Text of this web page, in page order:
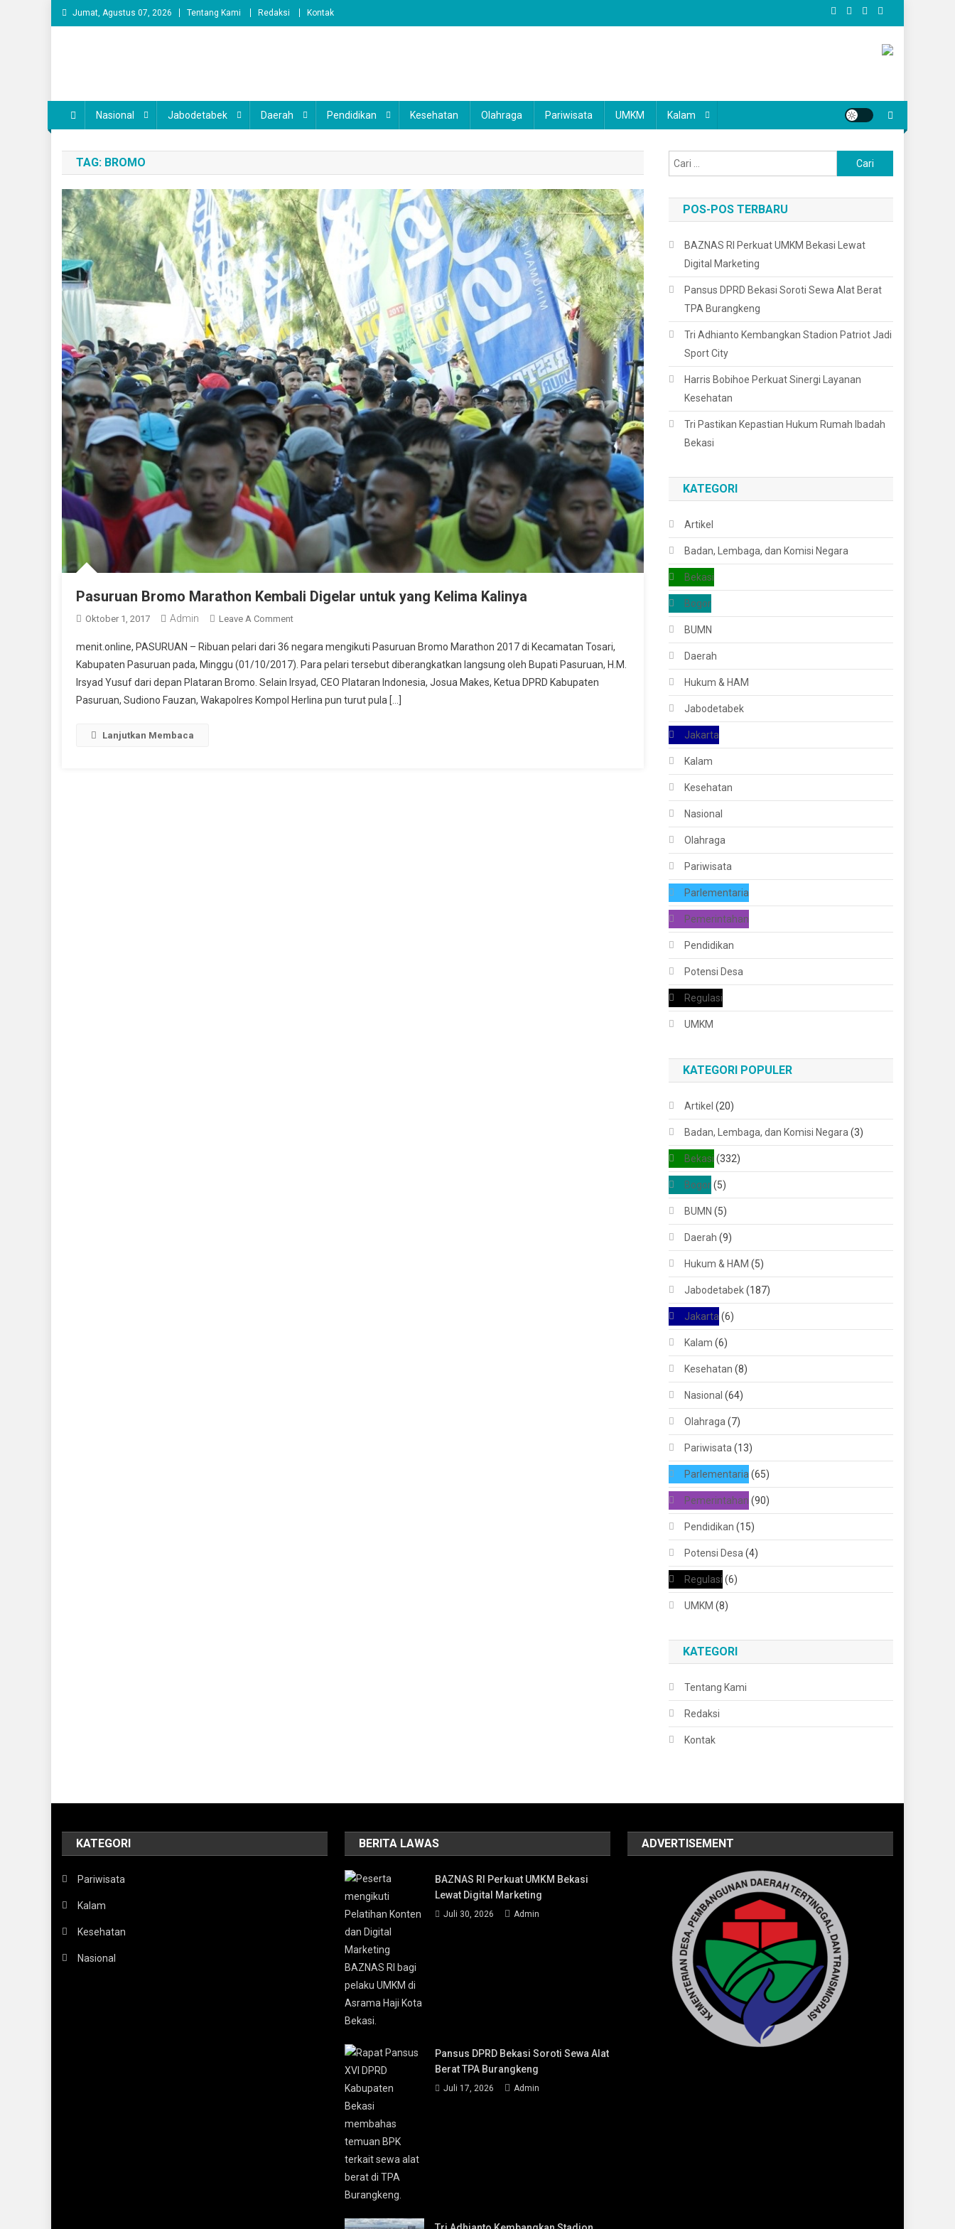
Skip
to
Jumat, Agustus 07, 2026 Tentang Kami Redaksi Kontak
Nasional Jabodetabek Daerah Pendidikan Kesehatan Olahraga Pariwisata UMKM Kalam
TAG: BROMO
Pasuruan Bromo Marathon Kembali Digelar untuk yang Kelima Kalinya
Oktober 1, 2017 Admin Leave A CommentOn
Bromo
Marathon
Kembali
Digelar
menit.online, PASURUAN – Ribuan pelari dari 36 negara mengikuti Pasuruan Bromo Marathon 2017 di Kecamatan Tosari,
Kabupaten Pasuruan pada, Minggu (01/10/2017). Para pelari tersebut diberangkatkan langsung oleh Bupati Pasuruan, H.M.
Irsyad Yusuf dari depan Plataran Bromo. Selain Irsyad, CEO Plataran Indonesia, Josua Makes, Ketua DPRD Kabupaten
Pasuruan, Sudiono Fauzan, Wakapolres Kompol Herlina pun turut pula […]
Lanjutkan Membaca
untuk:
POS-POS TERBARU
BAZNAS RI Perkuat UMKM Bekasi Lewat
Digital Marketing
Pansus DPRD Bekasi Soroti Sewa Alat Berat
TPA Burangkeng
Tri Adhianto Kembangkan Stadion Patriot Jadi
Sport City
Harris Bobihoe Perkuat Sinergi Layanan
Kesehatan
Tri Pastikan Kepastian Hukum Rumah Ibadah
Bekasi
KATEGORI
Artikel
Badan, Lembaga, dan Komisi Negara
Bekasi
Bogor
BUMN
Daerah
Hukum & HAM
Jabodetabek
Jakarta
Kalam
Kesehatan
Nasional
Olahraga
Pariwisata
Parlementaria
Pemerintahan
Pendidikan
Potensi Desa
Regulasi
UMKM
KATEGORI POPULER
Artikel (20)
Badan, Lembaga, dan Komisi Negara (3)
Bekasi (332)
Bogor(5)
BUMN (5)
Daerah (9)
Hukum & HAM (5)
Jabodetabek(187)
Jakarta (6)
Kalam (6)
Kesehatan (8)
Nasional (64)
Olahraga (7)
Pariwisata (13)
Parlementaria (65)
Pemerintahan (90)
Pendidikan (15)
Potensi Desa (4)
Regulasi (6)
UMKM (8)
KATEGORI
Tentang Kami
Redaksi
Kontak
KATEGORI
Pariwisata
Kalam
Kesehatan
Nasional
BERITA LAWAS
BAZNAS RI Perkuat UMKM Bekasi
Lewat Digital Marketing
Juli 30, 2026 Admin
Pansus DPRD Bekasi Soroti Sewa Alat
Berat TPA Burangkeng
Juli 17, 2026 Admin
ADVERTISEMENT